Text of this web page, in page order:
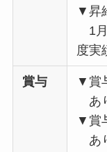
▼昇
1月
度実
賞与
▼賞
あ
▼賞
あ